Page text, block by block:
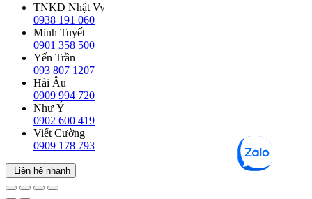
TNKD Nhật Vy
0938 191 060
Minh Tuyết
0901 358 500
Yến Trần
093 807 1207
Hải Âu
0909 994 720
Như Ý
0902 600 419
Viết Cường
0909 178 793
Liên hệ nhanh